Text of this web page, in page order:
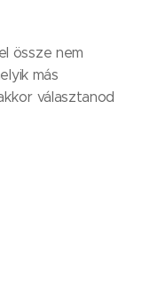
össze nem
más
választanod